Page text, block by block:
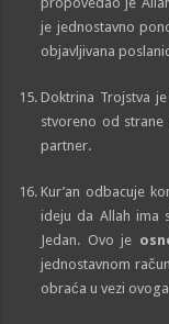
je jednostavno
objavljivana
Doktrina Trojstva
stvoreno od
partner.
Kur’an odbacuje
ideju da Allah ima
Jedan. Ovo je
jednostavnom
obraća u vezi